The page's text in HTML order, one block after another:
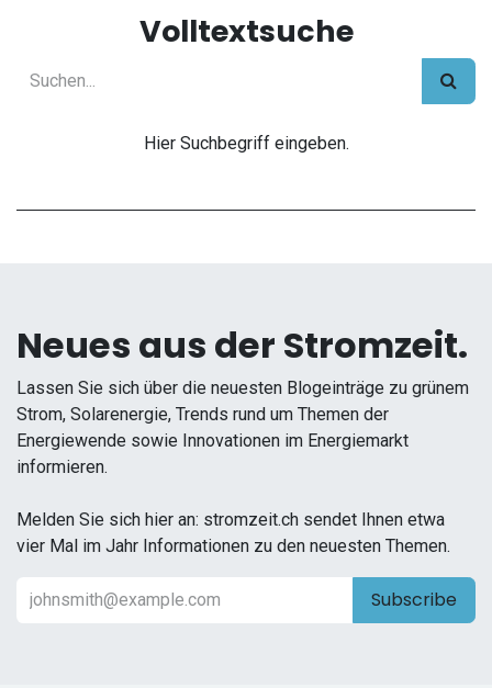
Volltextsuche
Hier Suchbegriff eingeben.
Neues aus der Stromzeit.
Lassen Sie sich über die neuesten Blogeinträge zu grünem
Strom, Solarenergie, Trends rund um Themen der
Energiewende sowie Innovationen im Energiemarkt
informieren.
Melden Sie sich hier an: stromzeit.ch sendet Ihnen etwa
vier Mal im Jahr Informationen zu den neuesten Themen.
Subscribe